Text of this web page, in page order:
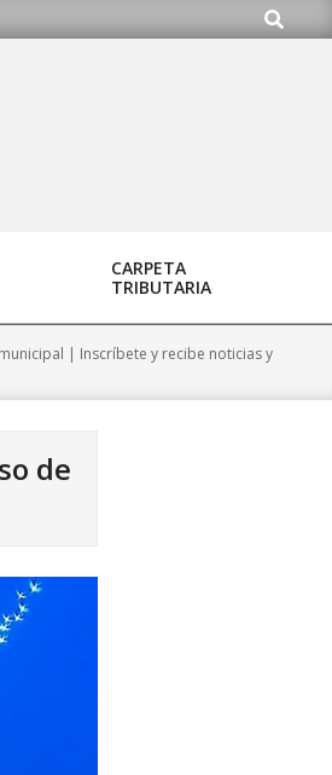
Buscar
CARPETA
TRIBUTARIA
| Inscríbete y recibe noticias y
de